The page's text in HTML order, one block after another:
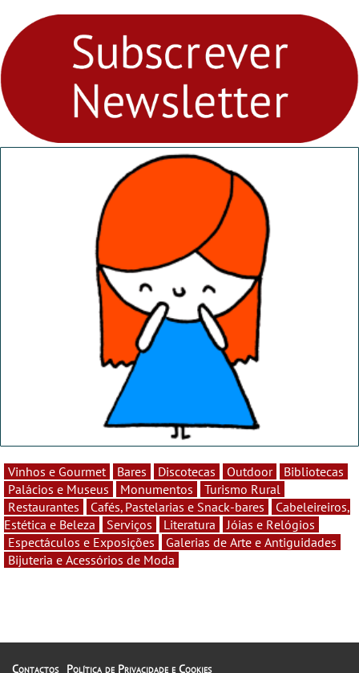
fores - Atelier de Educação
Ambiental nos
“Dominguinhos” de 23 de
Vinhos e Gourmet Bares Discotecas Outdoor
Bibliotecas
Palácios e Museus
Monumentos
Turismo Rural
Restaurantes
Cafés, Pastelarias e Snack-bares
Cabeleireiros,
Estética e Beleza
Serviços Literatura
Jóias e Relógios
Espectáculos e Exposições
Galerias de Arte e Antiguidades
Bijuteria e Acessórios de Moda
Contactos Política de Privacidade e Cookies